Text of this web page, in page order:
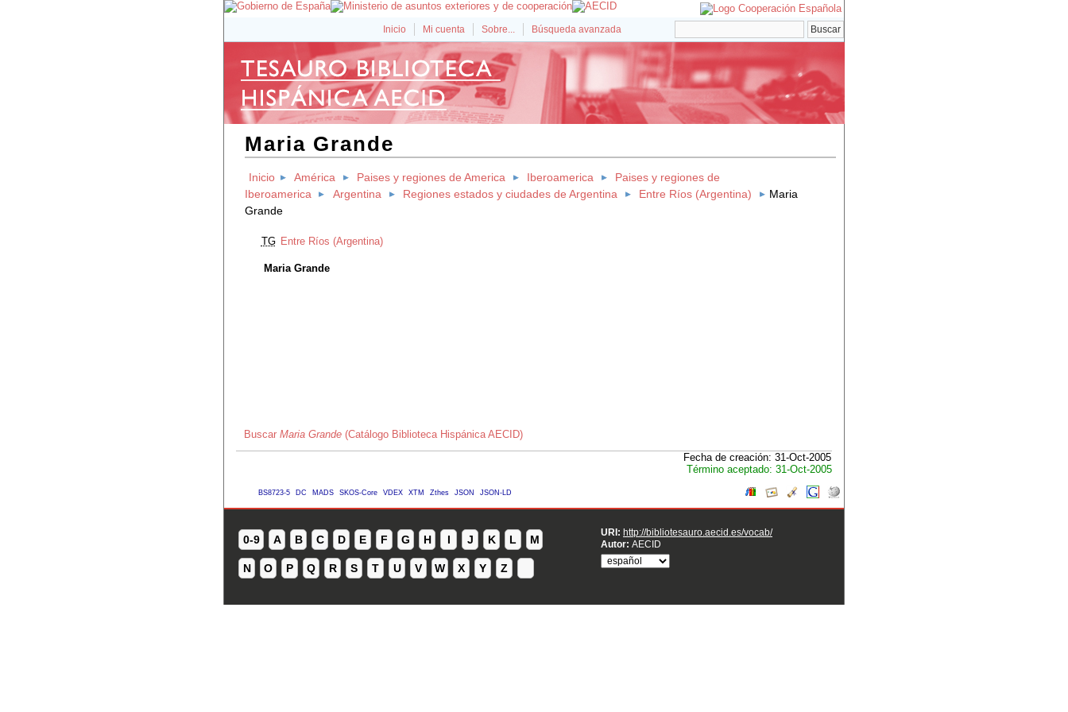
Inicio Mi cuenta Sobre... Búsqueda avanzada
Maria Grande
Inicio América Paises y regiones de America Iberoamerica
Paises y regiones de
Iberoamerica
Argentina Regiones estados y ciudades de Argentina Entre Ríos (Argentina)
Maria
Grande
TG Entre Ríos (Argentina)
Maria Grande
Buscar Maria Grande (Catálogo Biblioteca Hispánica AECID)
Fecha de creación: 31-Oct-2005
Término aceptado: 31-Oct-2005
BS8723-5 DC MADS SKOS-Core VDEX XTM Zthes JSON JSON-LD
0-9 A B C D E F G H I J K L M
N O P Q R S T U V W X Y Z
URI: http://bibliotesauro.aecid.es/vocab/
Autor: AECID